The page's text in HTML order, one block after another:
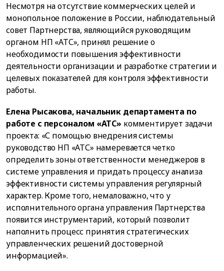
Несмотря на отсутствие коммерческих целей и
монопольное положение в России, наблюдательный
совет Партнерства, являющийся руководящим
органом НП «АТС», принял решение о
необходимости повышения эффективности
деятельности организации и разработке стратегии и
целевых показателей для контроля эффективности
работы.
Елена Рысакова, начальник департамента по
работе с персоналом «АТС» комментирует задачи
проекта: «С помощью внедрения системы
руководство НП «АТС» намеревается четко
определить зоны ответственности менеджеров в
системе управления и придать процессу анализа
эффективности системы управления регулярный
характер. Кроме того, немаловажно, что у
исполнительного органа управления Партнерства
появится инструментарий, который позволит
наполнить процесс принятия стратегических
управленческих решений достоверной
информацией».